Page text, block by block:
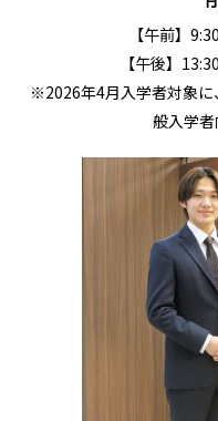
【午前】
【午後】
※2026年4月入学者対象に
般入学者